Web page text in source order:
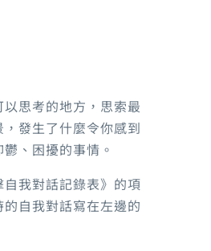
物副作用
社會資源
社區服務
業康復服務
醫療
思考的地方，思索最
，發生了什麼令你感到
、困擾的事情 。
自我對話記錄表》 的項
自我對話寫在左邊的